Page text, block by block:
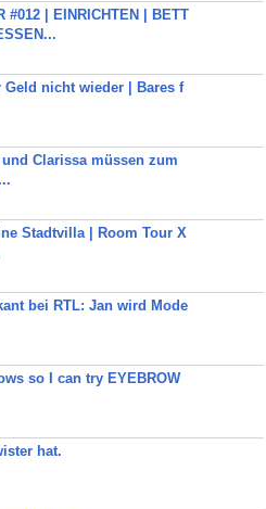
#012 | EINRICHTEN | BETT
nicht wieder | Bares f
Clarissa müssen zum
Stadtvilla | Room Tour X
bei RTL: Jan wird Mode
so I can try EYEBROW
hat.